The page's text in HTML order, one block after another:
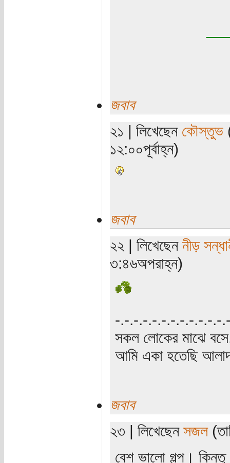
জবাব
২১ | লিখেছেন কৌস্তুভ
১২:০০পূর্বাহ্ন)
জবাব
২২ | লিখেছেন নীড়
৩:৪৬অপরাহ্ন)
‍‌-.-.-.-.-.-.-.-.-.-.-.-
সকল লোকের মাঝে
আমি একা হতেছি
জবাব
২৩ | লিখেছেন সজল
বেশ ভালো গল্প।